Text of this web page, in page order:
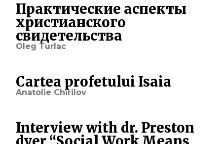
Практические аспекты
христианского
свидетельства
Oleg Turlac
Cartea profetului Isaia
Anatolie Chirilov
Interview with dr. Preston